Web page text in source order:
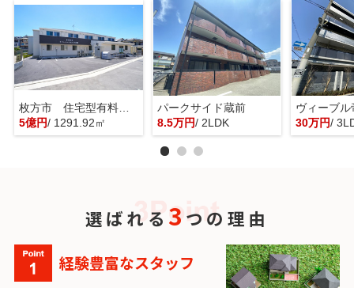
枚方市 住宅型有料老人ホーム 一棟貸し
5億円/ 1291.92㎡
パークサイド蔵前
8.5万円/ 2LDK
ヴィーブル
30万円/
選ばれる 3 つの理由
経験豊富なスタッフ